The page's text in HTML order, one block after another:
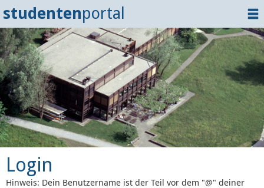
studentenportal
Home
Dokumente
Events
? Tipps
Login
Login
Hinweis: Dein Benutzername ist der Teil vor dem "@" deiner